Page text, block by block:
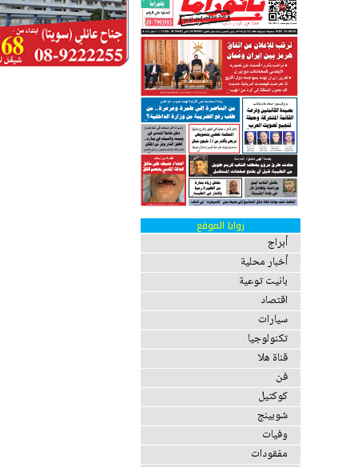
زوايا الموقع
أبراج
أخبار محلية
بانيت توعية
اقتصاد
سيارات
تكنولوجيا
قناة هلا
فن
كوكتيل
شوبينج
وفيات
مفقودات